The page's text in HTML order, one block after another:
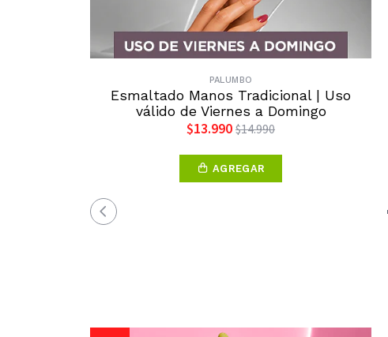
PALUMBO
Esmaltado Manos Tradicional | Uso
válido de Viernes a Domingo
$13.990 $14.990
AGREGAR